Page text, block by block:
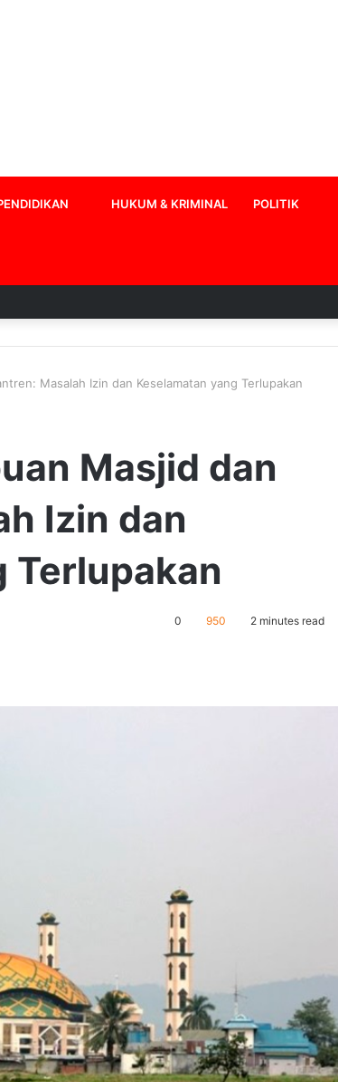
HUKUM & KRIMINAL POLITIK
Masalah Izin dan Keselamatan yang Terlupakan
Masjid dan
Izin dan
Terlupakan
0 950 2 minutes read